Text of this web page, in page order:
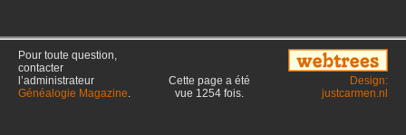
Pour toute question,
contacter
l’administrateur
Généalogie Magazine.
Cette page a été
vue 1254 fois.
Design:
justcarmen.nl